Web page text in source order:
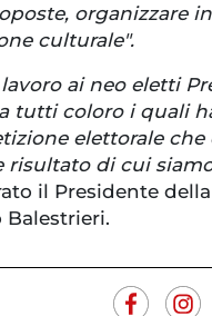
organizzare
culturale".
ai neo eletti
tutti coloro i quali
elettorale
risultato di cui
il Presidente
Balestrieri.